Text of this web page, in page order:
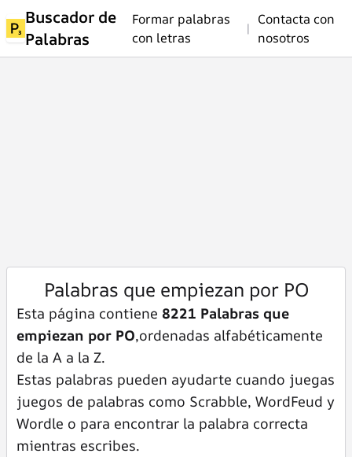
Buscador de
Palabras
Formar palabras
con letras
|
Contacta con
nosotros
Palabras que empiezan por PO
Esta página contiene 8221 Palabras que
empiezan por PO,ordenadas alfabéticamente
de la A a la Z.
Estas palabras pueden ayudarte cuando juegas
juegos de palabras como Scrabble, WordFeud y
Wordle o para encontrar la palabra correcta
mientras escribes.